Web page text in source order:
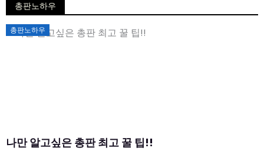
총판노하우
총판노하우
나만 알고싶은 총판 최고 꿀 팁!!
Posted
on